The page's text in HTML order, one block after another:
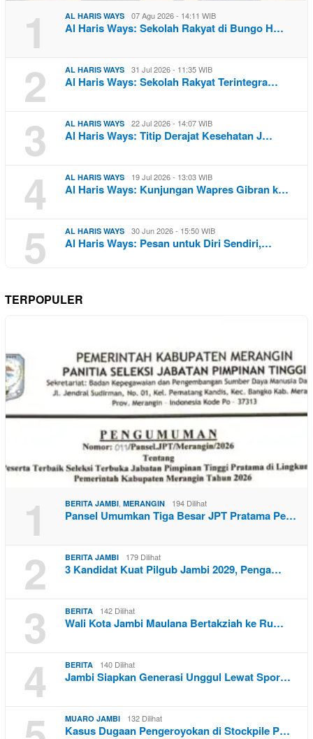
1 AL HARIS WAYS 07 Agu 2026 - 14:11 WIB
Al Haris Ways: Sekolah Rakyat di Bungo H…
2 AL HARIS WAYS 31 Jul 2026 - 11:35 WIB
Al Haris Ways: Sekolah Rakyat Terintegra…
3 AL HARIS WAYS 22 Jul 2026 - 14:07 WIB
Al Haris Ways: Titip Derajat Kesehatan J…
4 AL HARIS WAYS 19 Jul 2026 - 13:03 WIB
Al Haris Ways: Kunjungan Wapres Gibran k…
5 AL HARIS WAYS 30 Jun 2026 - 15:50 WIB
Al Haris Ways: Pesan untuk Diri Sendiri,…
TERPOPULER
1 BERITA JAMBI, MERANGIN 194 Dilihat
Pansel Umumkan Tiga Besar JPT Pratama Pe…
2 BERITA JAMBI 179 Dilihat
3 Kandidat Kuat Pilgub Jambi 2029, Penga…
3 BERITA 142 Dilihat
Wali Kota Jambi Maulana Bertakziah ke Ru…
4 BERITA 140 Dilihat
Jambi Siapkan Generasi Unggul Lewat Spor…
MUARO JAMBI 132 Dilihat
Kasus Dugaan Pengeroyokan di Stockpile P…